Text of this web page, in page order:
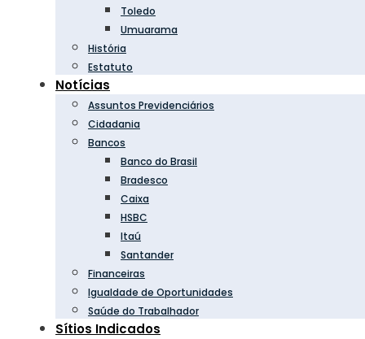
Toledo
Umuarama
História
Estatuto
Notícias
Assuntos Previdenciários
Cidadania
Bancos
Banco do Brasil
Bradesco
Caixa
HSBC
Itaú
Santander
Financeiras
Igualdade de Oportunidades
Saúde do Trabalhador
Sítios Indicados